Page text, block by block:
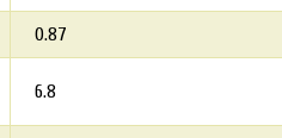
0.87
6.8